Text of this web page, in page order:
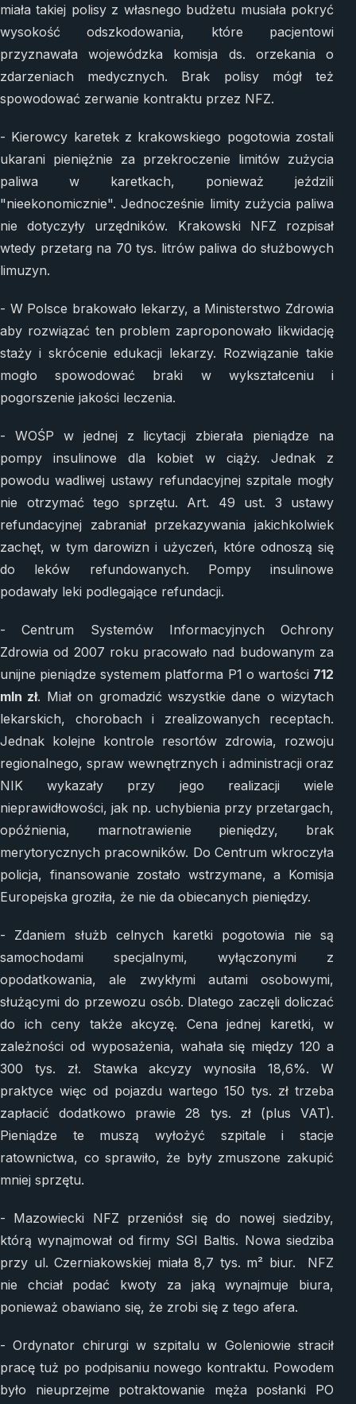
miała takiej polisy z własnego budżetu musiała pokryć
wysokość odszkodowania, które pacjentowi
przyznawała wojewódzka komisja ds. orzekania o
zdarzeniach medycznych. Brak polisy mógł też
spowodować zerwanie kontraktu przez NFZ.
- Kierowcy karetek z krakowskiego pogotowia zostali
ukarani pieniężnie za przekroczenie limitów zużycia
paliwa w karetkach, ponieważ jeździli
"nieekonomicznie". Jednocześnie limity zużycia paliwa
nie dotyczyły urzędników. Krakowski NFZ rozpisał
wtedy przetarg na 70 tys. litrów paliwa do służbowych
limuzyn.
- W Polsce brakowało lekarzy, a Ministerstwo Zdrowia
aby rozwiązać ten problem zaproponowało likwidację
staży i skrócenie edukacji lekarzy. Rozwiązanie takie
mogło spowodować braki w wykształceniu i
pogorszenie jakości leczenia.
- WOŚP w jednej z licytacji zbierała pieniądze na
pompy insulinowe dla kobiet w ciąży. Jednak z
powodu wadliwej ustawy refundacyjnej szpitale mogły
nie otrzymać tego sprzętu. Art. 49 ust. 3 ustawy
refundacyjnej zabraniał przekazywania jakichkolwiek
zachęt, w tym darowizn i użyczeń, które odnoszą się
do leków refundowanych. Pompy insulinowe
podawały leki podlegające refundacji.
- Centrum Systemów Informacyjnych Ochrony
Zdrowia od 2007 roku pracowało nad budowanym za
unijne pieniądze systemem platforma P1 o wartości 712
mln zł. Miał on gromadzić wszystkie dane o wizytach
lekarskich, chorobach i zrealizowanych receptach.
Jednak kolejne kontrole resortów zdrowia, rozwoju
regionalnego, spraw wewnętrznych i administracji oraz
NIK wykazały przy jego realizacji wiele
nieprawidłowości, jak np. uchybienia przy przetargach,
opóźnienia, marnotrawienie pieniędzy, brak
merytorycznych pracowników. Do Centrum wkroczyła
policja, finansowanie zostało wstrzymane, a Komisja
Europejska groziła, że nie da obiecanych pieniędzy.
- Zdaniem służb celnych karetki pogotowia nie są
samochodami specjalnymi, wyłączonymi z
opodatkowania, ale zwykłymi autami osobowymi,
służącymi do przewozu osób. Dlatego zaczęli doliczać
do ich ceny także akcyzę. Cena jednej karetki, w
zależności od wyposażenia, wahała się między 120 a
300 tys. zł. Stawka akcyzy wynosiła 18,6%. W
praktyce więc od pojazdu wartego 150 tys. zł trzeba
zapłacić dodatkowo prawie 28 tys. zł (plus VAT).
Pieniądze te muszą wyłożyć szpitale i stacje
ratownictwa, co sprawiło, że były zmuszone zakupić
mniej sprzętu.
- Mazowiecki NFZ przeniósł się do nowej siedziby,
którą wynajmował od firmy SGI Baltis. Nowa siedziba
przy ul. Czerniakowskiej miała 8,7 tys. m² biur. NFZ
nie chciał podać kwoty za jaką wynajmuje biura,
ponieważ obawiano się, że zrobi się z tego afera.
- Ordynator chirurgi w szpitalu w Goleniowie stracił
pracę tuż po podpisaniu nowego kontraktu. Powodem
było nieuprzejme potraktowanie męża posłanki PO